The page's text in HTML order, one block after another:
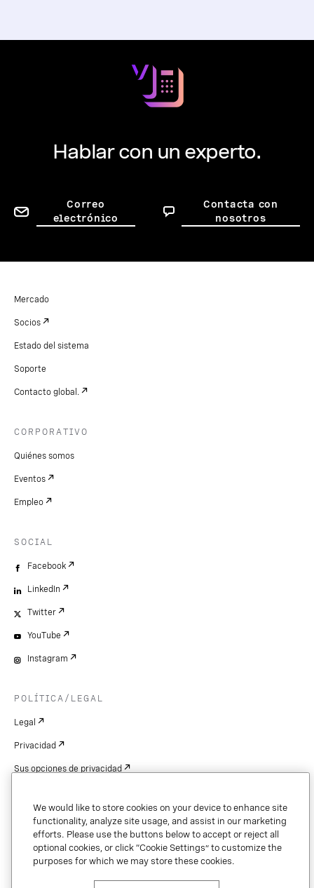
Hablar con un experto.
Correo
electrónico
Contacta con
nosotros
Mercado
Socios
Estado del sistema
Soporte
Contacto global.
CORPORATIVO
Quiénes somos
Eventos
Empleo
SOCIAL
Facebook
LinkedIn
Twitter
YouTube
Instagram
POLÍTICA/LEGAL
Legal
Privacidad
Sus opciones de privacidad
Patentes
Derechos de autor
Seguridad y confianza
We would like to store cookies on your device to enhance site
functionality, analyze site usage, and assist in our marketing
efforts. Please use the buttons below to accept or reject all
optional cookies, or click “Cookie Settings” to customize the
purposes for which we may store these cookies.